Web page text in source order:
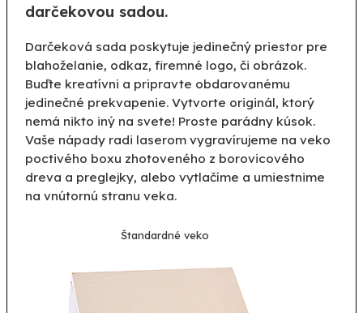
darčekovou sadou.
Darčeková sada poskytuje jedinečný priestor pre
blahoželanie, odkaz, firemné logo, či obrázok.
Buďte kreatívni a pripravte obdarovanému
jedinečné prekvapenie. Vytvorte originál, ktorý
nemá nikto iný na svete! Proste parádny kúsok.
Vaše nápady radi laserom vygravírujeme na veko
poctivého boxu zhotoveného z borovicového
dreva a preglejky, alebo vytlačíme a umiestnime
na vnútornú stranu veka.
Štandardné veko